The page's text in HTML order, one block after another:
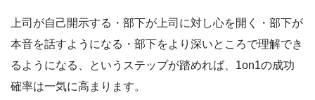
上司が自己開示する・部下が上司に対し心を開く・部下が
本音を話すようになる・部下をより深いところで理解でき
るようになる、というステップが踏めれば、1on1の成功
確率は一気に高まります。